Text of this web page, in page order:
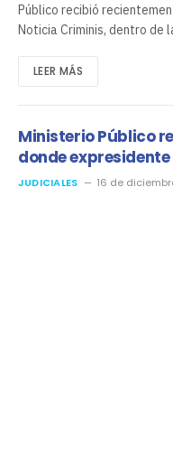
Público recibió
Noticia Criminis, dentro de
LEER MÁS
Ministerio Público
donde
frenar el voto por
JUDICIALES 16 de